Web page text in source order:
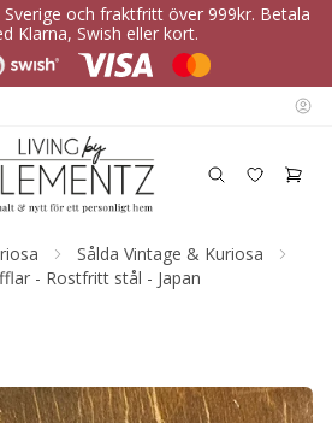
och fraktfritt över 999kr. Betala
Klarna, Swish eller kort.
Sålda Vintage & Kuriosa
- Rostfritt stål - Japan